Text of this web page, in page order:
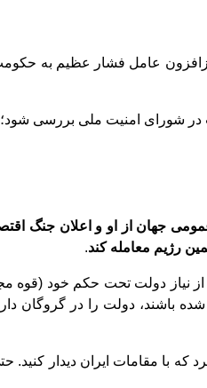
عامل فشار عظیم به
در شورای امنیت ملی بررسی شود؛
جهان از او و اعلان جنگ
رﮊیم معامله کند.
از نیاز دولت تحت حکم خود (قوه
باشند، دولت را در گروگان
که با مقامات ایران دیدار